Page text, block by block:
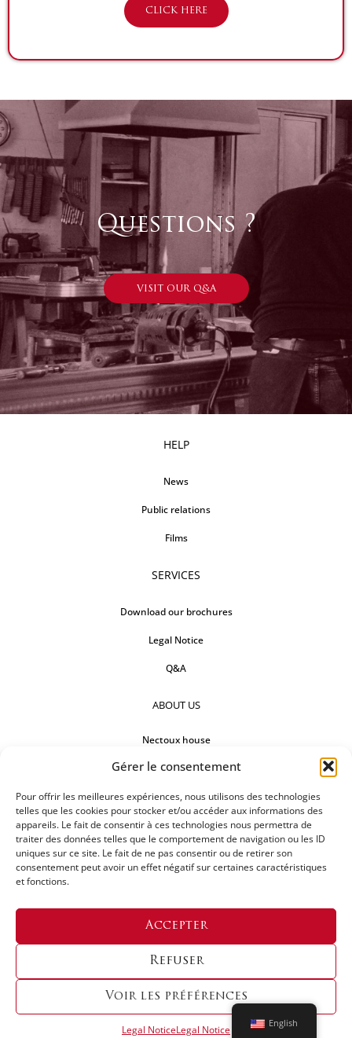
Gérer le consentement
Pour offrir les meilleures expériences, nous utilisons des technologies
telles que les cookies pour stocker et/ou accéder aux informations des
appareils. Le fait de consentir à ces technologies nous permettra de
traiter des données telles que le comportement de navigation ou les ID
uniques sur ce site. Le fait de ne pas consentir ou de retirer son
consentement peut avoir un effet négatif sur certaines caractéristiques
et fonctions.
Accepter
Refuser
Voir les préférences
Legal NoticeLegal Notice
CLICK HERE
Questions ?
VISIT OUR Q&A
HELP
News
Public relations
Films
SERVICES
Download our brochures
Legal Notice
Q&A
ABOUT US
Nectoux house
Countertops
Our references
FOLLOW US
REQUEST FOR A QUOTATION
Copyright © 2024 LES ATELIERS NECTOUX | Designed By
English